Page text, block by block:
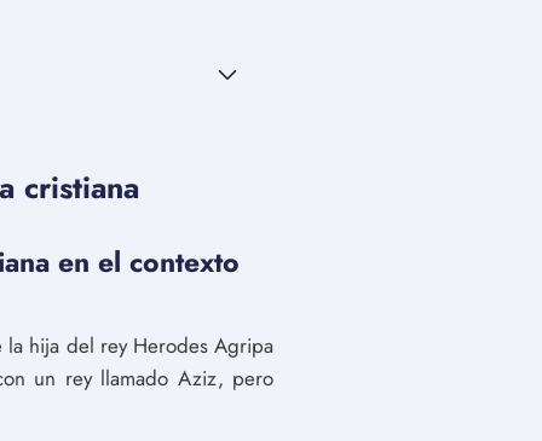
cristiana
en el contexto
la hija del rey Herodes Agripa
un rey llamado Aziz, pero